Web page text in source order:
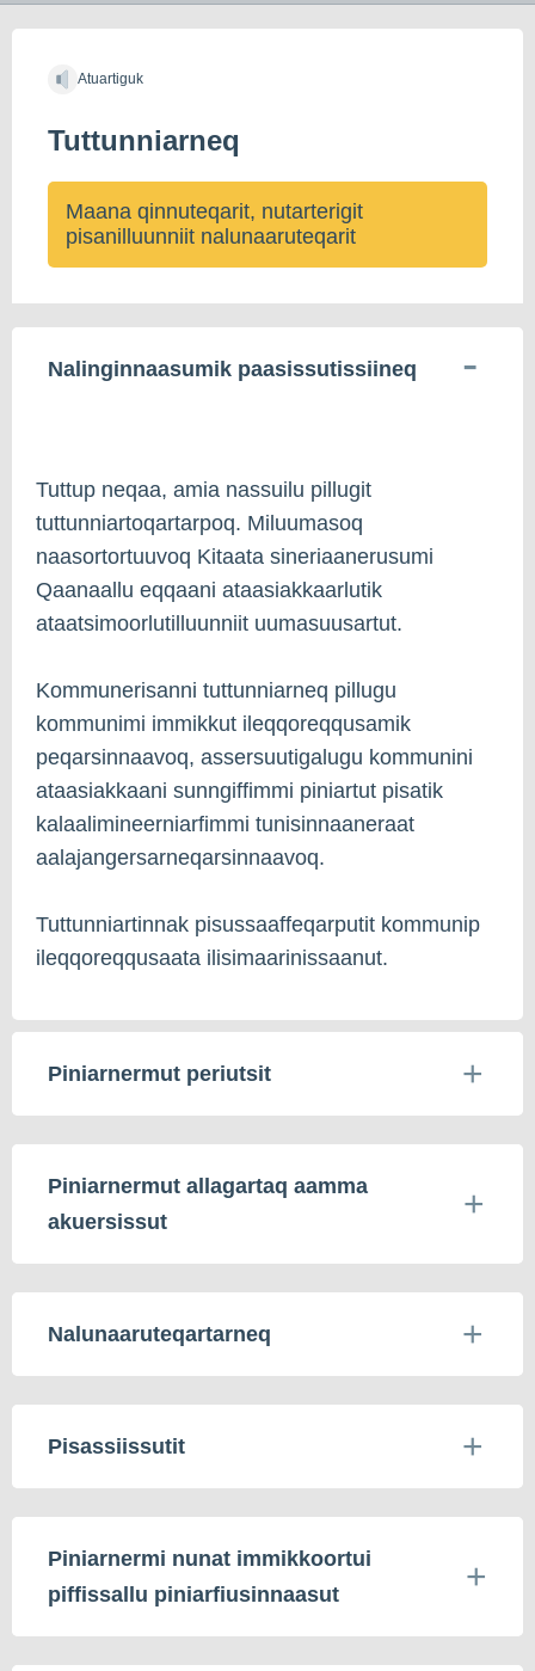
Atuartiguk
Tuttunniarneq
Maana qinnuteqarit, nutarterigit
pisanilluunniit nalunaaruteqarit
Nalinginnaasumik paasissutissiineq
Tuttup neqaa, amia nassuilu pillugit
tuttunniartoqartarpoq. Miluumasoq
naasortortuuvoq Kitaata sineriaanerusumi
Qaanaallu eqqaani ataasiakkaarlutik
ataatsimoorlutilluunniit uumasuusartut.
Kommunerisanni tuttunniarneq pillugu
kommunimi immikkut ileqqoreqqusamik
peqarsinnaavoq, assersuutigalugu kommunini
ataasiakkaani sunngiffimmi piniartut pisatik
kalaalimineerniarfimmi tunisinnaaneraat
aalajangersarneqarsinnaavoq.
Tuttunniartinnak pisussaaffeqarputit kommunip
ileqqoreqqusaata ilisimaarinissaanut.
Piniarnermut periutsit
Piniarnermut allagartaq aamma
akuersissut
Nalunaaruteqartarneq
Pisassiissutit
Piniarnermi nunat immikkoortui
piffissallu piniarfiusinnaasut